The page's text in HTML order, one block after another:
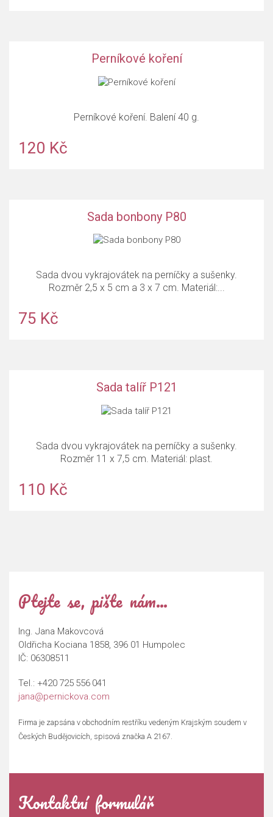
Perníkové koření
Perníkové koření. Balení 40 g.
120 Kč
Sada bonbony P80
Sada dvou vykrajovátek na perníčky a sušenky.
Rozměr 2,5 x 5 cm a 3 x 7 cm. Materiál:...
75 Kč
Sada talíř P121
Sada dvou vykrajovátek na perníčky a sušenky.
Rozměr 11 x 7,5 cm. Materiál: plast.
110 Kč
Ptejte se, pište nám…
Ing. Jana Makovcová
Oldřicha Kociana 1858, 396 01 Humpolec
IČ: 06308511
Tel.: +420 725 556 041
jana@pernickova.com
Firma je zapsána v obchodním restříku vedeným Krajským soudem v
Českých Budějovicích, spisová značka A 2167.
Kontaktní formulář